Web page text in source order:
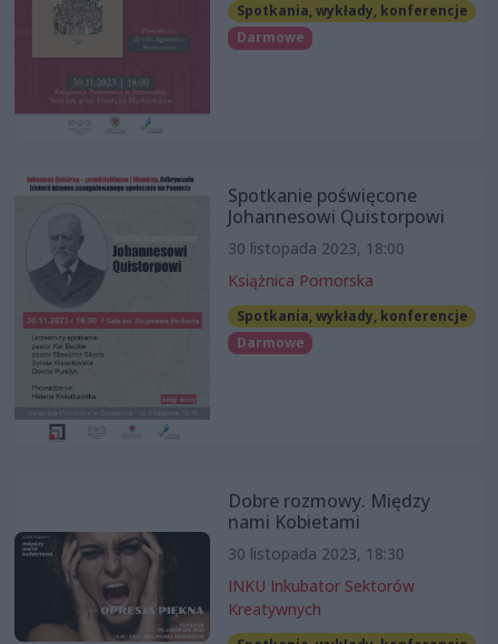
Spotkania, wykłady, konferencje
Darmowe
Spotkanie poświęcone
Johannesowi Quistorpowi
30 listopada 2023, 18:00
Książnica Pomorska
Spotkania, wykłady, konferencje
Darmowe
Dobre rozmowy. Między
nami Kobietami
30 listopada 2023, 18:30
INKU Inkubator Sektorów
Kreatywnych